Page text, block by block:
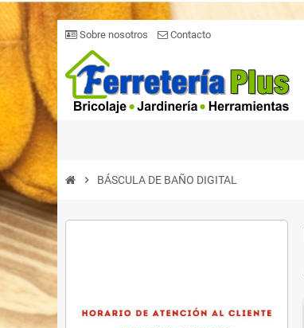
Sobre nosotros Contacto
chevron_right BÁSCULA DE BAÑO DIGITAL